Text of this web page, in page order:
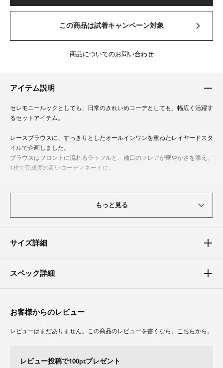
この商品は試着キャンペーン対象
商品についてのお問い合わせ
アイテム説明
セレモニールックとしても、日常のきれいめコーデとしても、幅広く活躍す
るセットアイテム。
レースブラウスに、すっきりとしたオールインワンを重ねたレイヤードスタ
イルで企画しました。
ブラウスはフロントに流れるラッフルと、袖口のフレアが華やかさを添え、
1枚で完成度の高いコーディネートに。
ポケットフラップとタックのデザインで体型を選ばず、ヒール無しで着用で
きるレングスを目安に設計したことで、セレモニールックとして成立する一
【二の腕】【バスト】【ウエスト】【ヒップ】【太もも】
スタイルアップ見えします。
出るようなポリエステル×レーヨン素材で企画しました。
もっと見る
サイズ詳細
スペック詳細
お客様からのレビュー
レビューはまだありません。この商品のレビューを書くなら、 こちらから。
レビュー投稿で100ptプレゼント